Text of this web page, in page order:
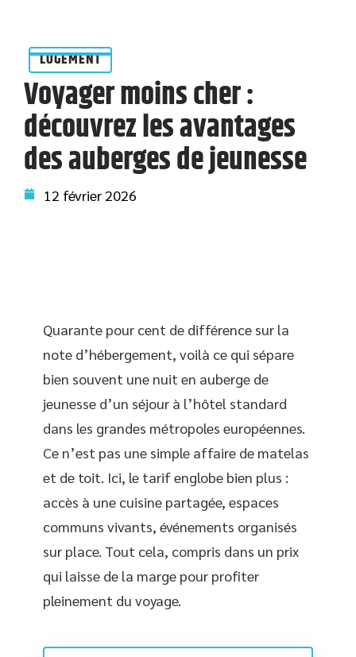
LOGEMENT
Voyager moins cher :
découvrez les avantages
des auberges de jeunesse
12 février 2026
Quarante pour cent de différence sur la
note d’hébergement, voilà ce qui sépare
bien souvent une nuit en auberge de
jeunesse d’un séjour à l’hôtel standard
dans les grandes métropoles européennes.
Ce n’est pas une simple affaire de matelas
et de toit. Ici, le tarif englobe bien plus :
accès à une cuisine partagée, espaces
communs vivants, événements organisés
sur place. Tout cela, compris dans un prix
qui laisse de la marge pour profiter
pleinement du voyage.